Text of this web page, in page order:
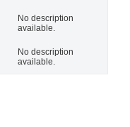
No description
available.
No description
available.